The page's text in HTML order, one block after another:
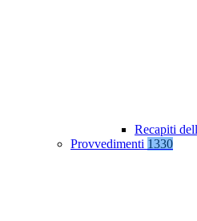
Recapiti
Provvedimenti 1330